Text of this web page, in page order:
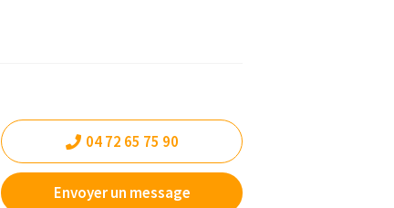
04 72 65 75 90
Envoyer un message